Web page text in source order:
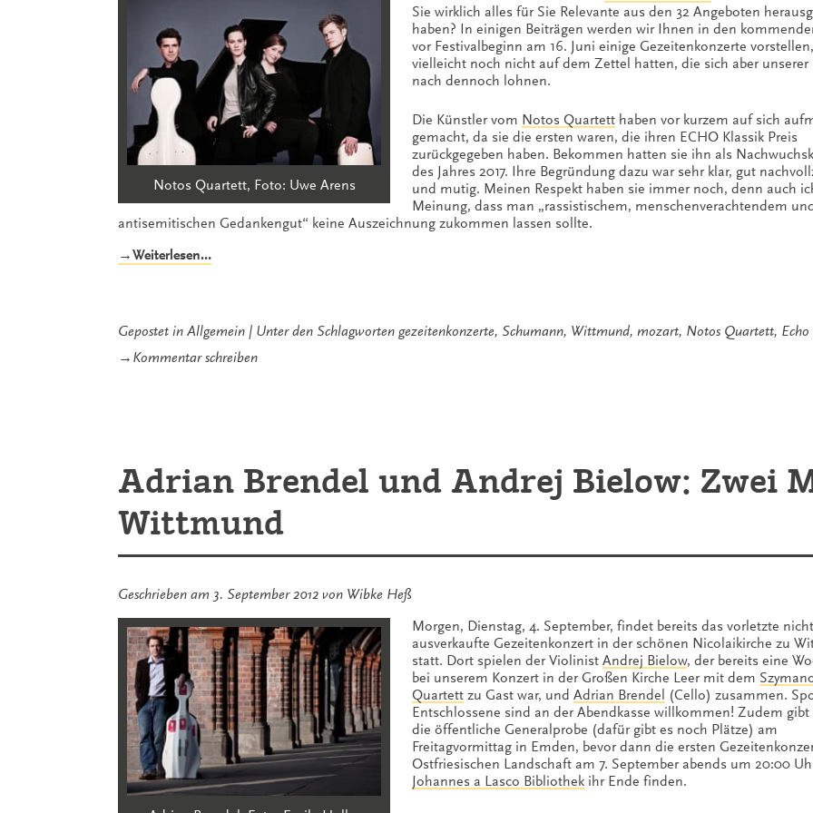
Notos Quartett, Foto: Uwe Arens
Sie wirklich alles für Sie Relevante aus den 32 Angeboten
haben? In einigen Beiträgen werden wir Ihnen in den
vor Festivalbeginn am 16. Juni einige Gezeitenkonzerte
vielleicht noch nicht auf dem Zettel hatten, die sich aber
nach dennoch lohnen.
Die Künstler vom Notos Quartett haben vor kurzem auf sich
gemacht, da sie die ersten waren, die ihren ECHO Klassik Preis
zurückgegeben haben. Bekommen hatten sie ihn als
des Jahres 2017. Ihre Begründung dazu war sehr klar, gut
und mutig. Meinen Respekt haben sie immer noch, denn auch
Meinung, dass man „rassistischem, menschenverachtendem
antisemitischen Gedankengut“ keine Auszeichnung zukommen lassen sollte.
→Weiterlesen…„Was
entgehen
lassen
sollten:
Gepostet in Allgemein Unter den Schlagworten gezeitenkonzerte, Schumann, Wittmund, mozart, Notos Quartett, Echo
→ Kommentar schreibenzu
sollten:
das
Notos
Quartett
Adrian Brendel und Andrej Bielow: Zwei
Wittmund
Geschrieben am 3. September 2012 von Wibke Heß
Morgen, Dienstag, 4. September, findet bereits das vorletzte nicht
ausverkaufte Gezeitenkonzert in der schönen Nicolaikirche zu
statt. Dort spielen der Violinist Andrej Bielow, der bereits eine
bei unserem Konzert in der Großen Kirche Leer mit dem
Quartett zu Gast war, und Adrian Brendel
(Cello) zusammen.
Entschlossene sind an der Abendkasse willkommen! Zudem gibt
die öffentliche Generalprobe (dafür gibt es noch Plätze) am
Freitagvormittag in Emden, bevor dann die ersten
Ostfriesischen Landschaft am 7. September abends um 20:00
Johannes a Lasco Bibliothek ihr Ende finden.